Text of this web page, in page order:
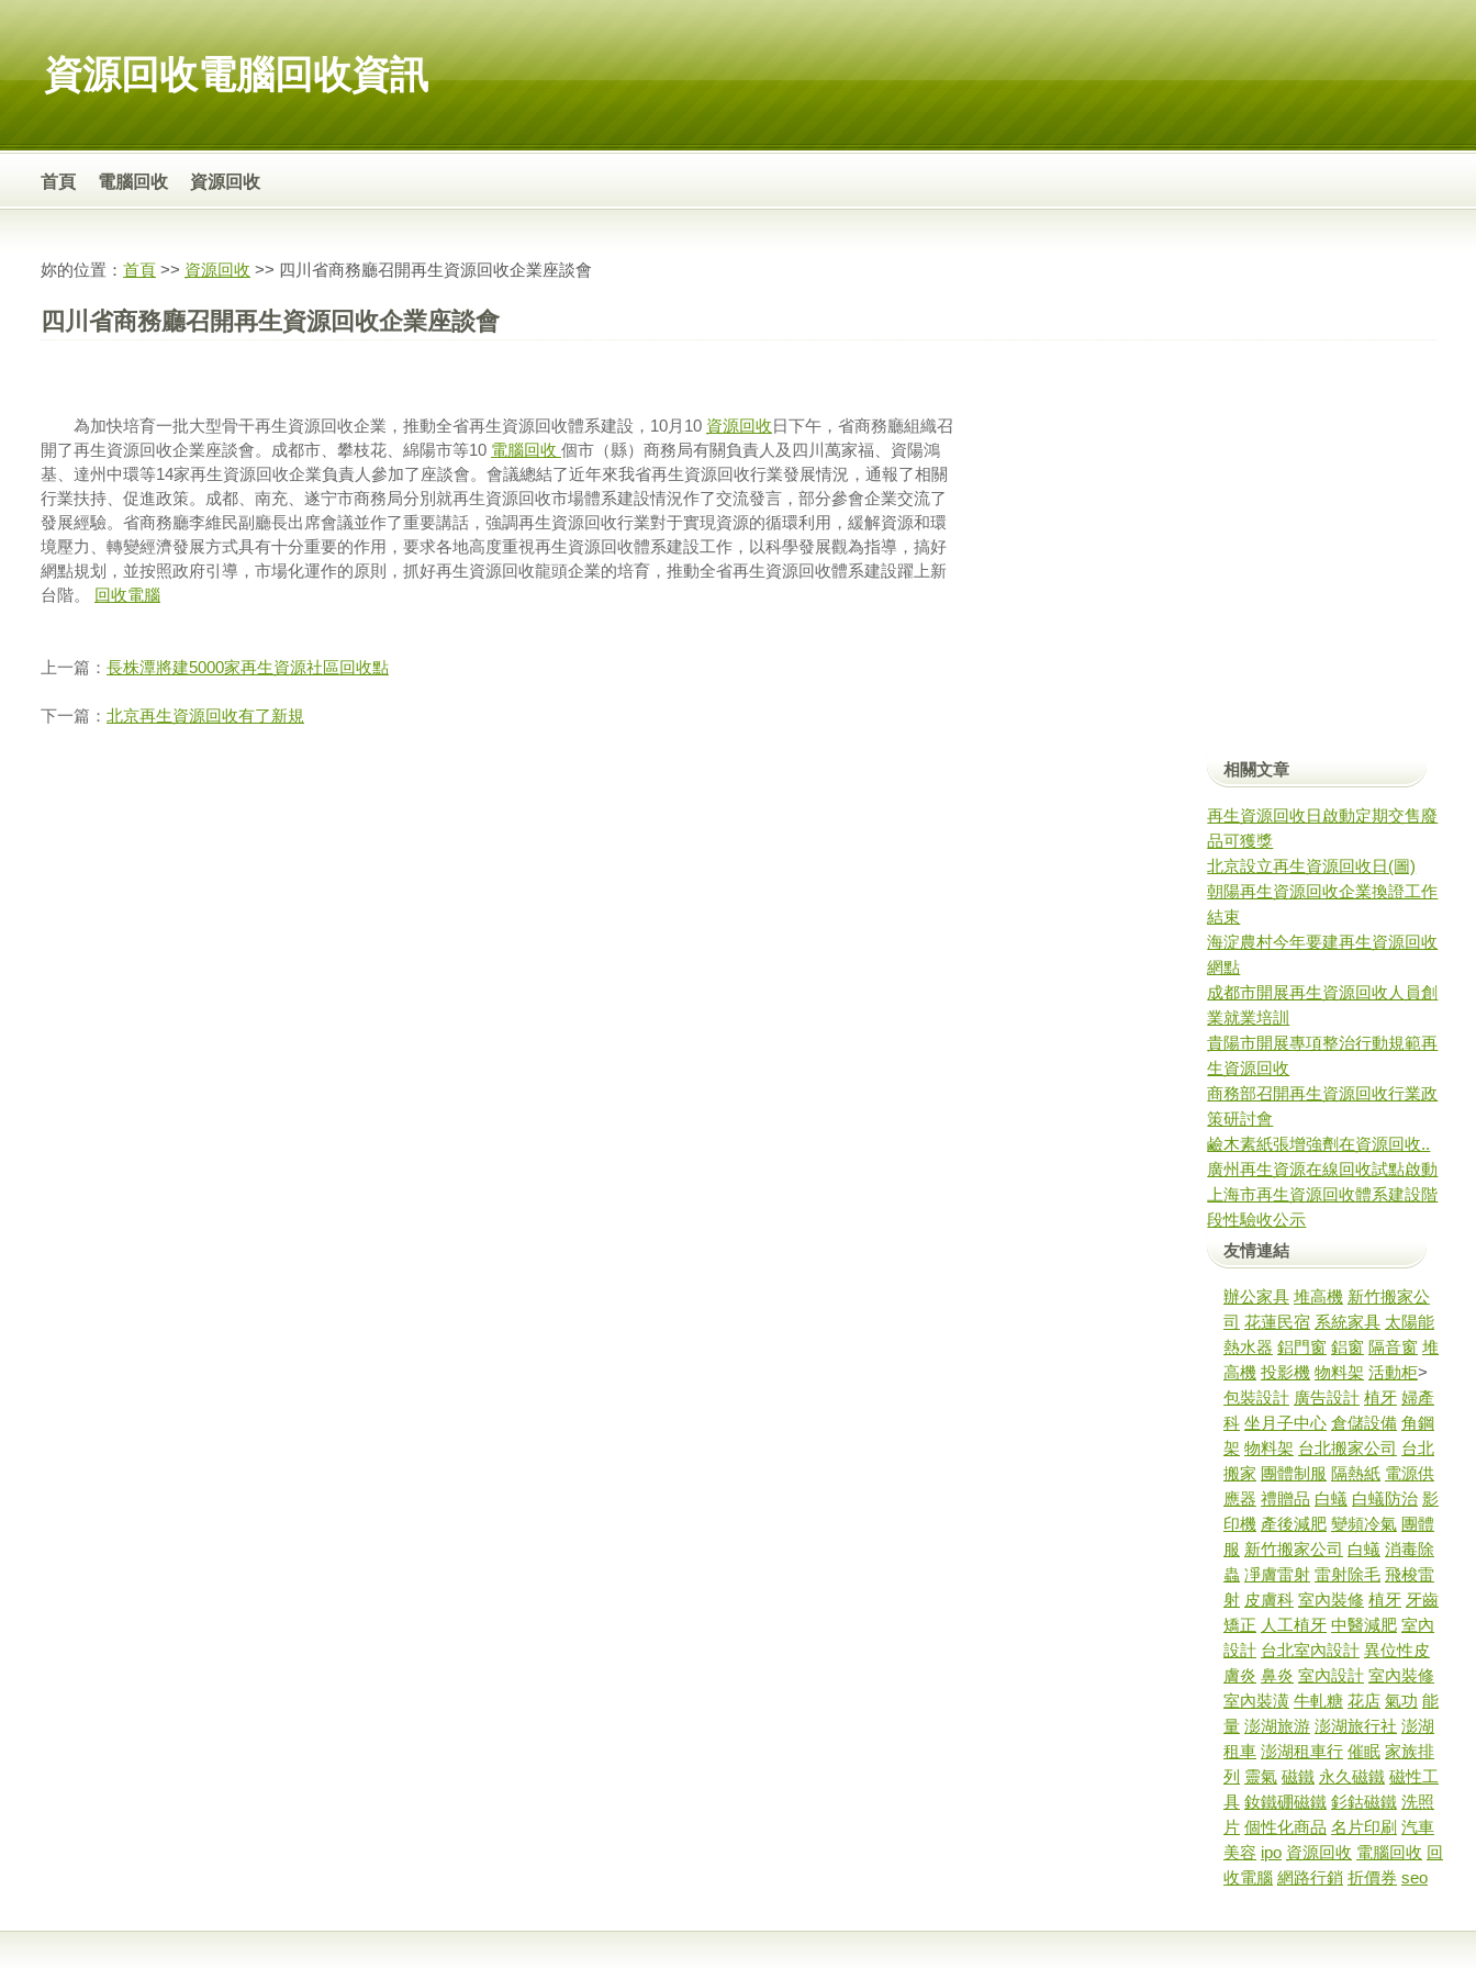
資源回收電腦回收資訊
首頁 電腦回收 資源回收
妳的位置： 首頁 >> 資源回收 >> 四川省商務廳召開再生資源回收企業座談會
四川省商務廳召開再生資源回收企業座談會
為加快培育一批大型骨干再生資源回收企業，推動全省再生資源回收體系建設，10月10 資源回收 日下午，省商務廳組織召
開了再生資源回收企業座談會。成都市、攀枝花、綿陽市等10 電腦回收 個市（縣）商務局有關負責人及四川萬家福、資陽鴻
基、達州中環等14家再生資源回收企業負責人參加了座談會。會議總結了近年來我省再生資源回收行業發展情況，通報了相關
行業扶持、促進政策。成都、南充、遂宁市商務局分別就再生資源回收市場體系建設情況作了交流發言，部分參會企業交流了
發展經驗。省商務廳李維民副廳長出席會議並作了重要講話，強調再生資源回收行業對于實現資源的循環利用，緩解資源和環
境壓力、轉變經濟發展方式具有十分重要的作用，要求各地高度重視再生資源回收體系建設工作，以科學發展觀為指導，搞好
網點規划，並按照政府引導，市場化運作的原則，抓好再生資源回收龍頭企業的培育，推動全省再生資源回收體系建設躍上新
台階。
回收電腦
上一篇： 長株潭將建5000家再生資源社區回收點
下一篇： 北京再生資源回收有了新規
相關文章
再生資源回收日啟動定期交售廢
品可獲獎
北京設立再生資源回收日(圖)
朝陽再生資源回收企業換證工作
結束
海淀農村今年要建再生資源回收
網點
成都市開展再生資源回收人員創
業就業培訓
貴陽市開展專項整治行動規範再
生資源回收
商務部召開再生資源回收行業政
策研討會
鹼木素紙張增強劑在資源回收..
廣州再生資源在線回收試點啟動
上海市再生資源回收體系建設階
段性驗收公示
友情連結
辦公家具 堆高機 新竹搬家公
司 花蓮民宿 系統家具 太陽能
熱水器 鋁門窗 鋁窗 隔音窗 堆
高機 投影機 物料架 活動柜>
包裝設計 廣告設計 植牙 婦產
科 坐月子中心 倉儲設備 角鋼
架 物料架 台北搬家公司 台北
搬家 團體制服 隔熱紙 電源供
應器 禮贈品 白蟻 白蟻防治 影
印機 產後減肥 變頻冷氣 團體
服 新竹搬家公司 白蟻 消毒除
蟲 凈膚雷射 雷射除毛 飛梭雷
射 皮膚科 室內裝修 植牙 牙齒
矯正 人工植牙 中醫減肥 室內
設計 台北室內設計 異位性皮
膚炎 鼻炎 室內設計 室內裝修
室內裝潢 牛軋糖 花店 氣功 能
量 澎湖旅游 澎湖旅行社 澎湖
租車 澎湖租車行 催眠 家族排
列 靈氣 磁鐵 永久磁鐵 磁性工
具 釹鐵硼磁鐵 釤鈷磁鐵 洗照
片 個性化商品 名片印刷 汽車
美容 ipo 資源回收 電腦回收 回
收電腦 網路行銷 折價券 seo